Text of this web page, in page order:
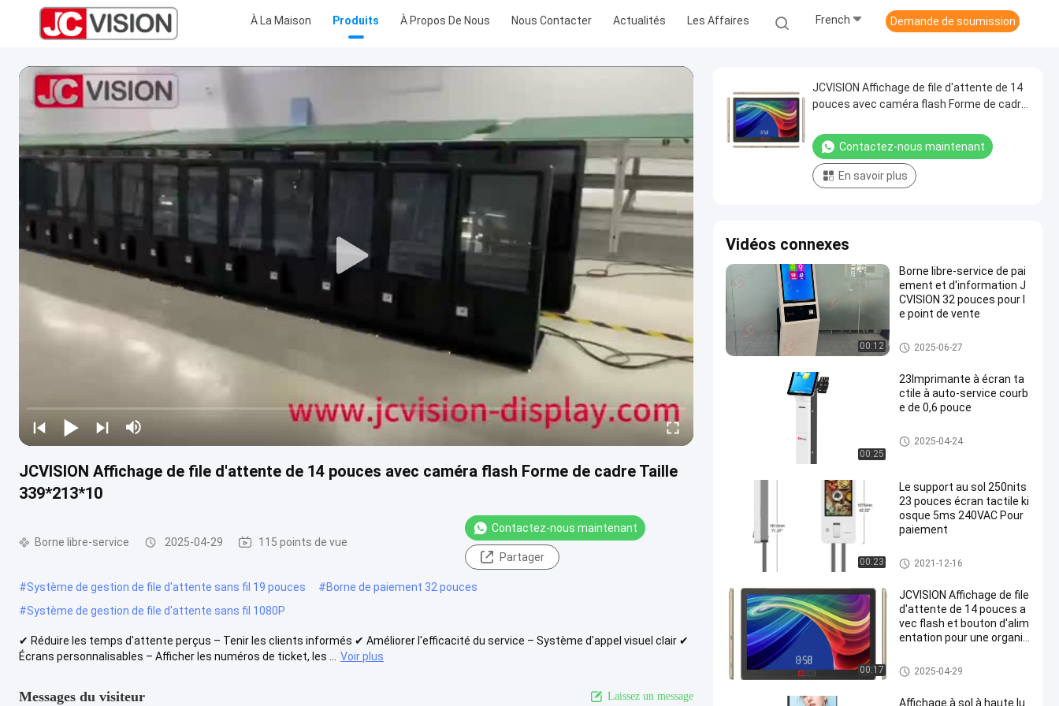
À La Maison Produits À Propos De Nous Nous Contacter Actualités Les Affaires French Demande de soumission
JCVISION Affichage de file d'attente de 14 pouces avec caméra flash Forme de cadre Taille
339*213*10
Borne libre-service 2025-04-29 115 points de vue
Contactez-nous maintenant
Partager
#Système de gestion de file d'attente sans fil 19 pouces #Borne de paiement 32 pouces
#Système de gestion de file d'attente sans fil 1080P
✔ Réduire les temps d'attente perçus – Tenir les clients informés ✔ Améliorer l'efficacité du service – Système d'appel visuel clair ✔
Écrans personnalisables – Afficher les numéros de ticket, les ...
Voir plus
Messages du visiteur Laissez un message
JCVISION Affichage de file d'attente de 14
pouces avec caméra flash Forme de cadre
Contactez-nous maintenant
En savoir plus
Vidéos connexes
00:12
Borne libre-service de pai
ement et d'information J
CVISION 32 pouces pour l
e point de vente
Borne libre-service
2025-06-27
00:25
23Imprimante à écran ta
ctile à auto-service courb
e de 0,6 pouce
Borne libre-service
2025-04-24
00:23
Le support au sol 250nits
23 pouces écran tactile ki
osque 5ms 240VAC Pour
paiement
Borne libre-service
2021-12-16
00:17
JCVISION Affichage de file
d'attente de 14 pouces a
vec flash et bouton d'alim
entation pour une organis
d'attente
Borne libre-service
2025-04-29
Affichage à sol à haute lu